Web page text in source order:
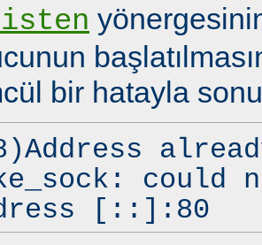
bir hatayla
could
[::]:80